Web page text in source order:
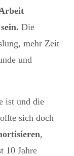
Die
mehr Zeit
und
ist und die
sich doch
,
10 Jahre